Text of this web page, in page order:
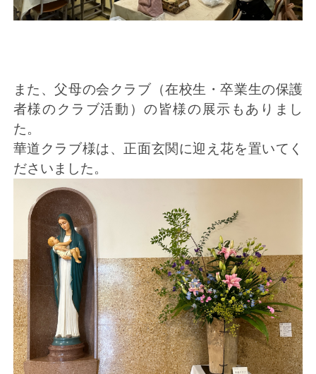
また、父母の会クラブ（在校生・卒業生の保護
者様のクラブ活動）の皆様の展示もありまし
た。
華道クラブ様は、正面玄関に迎え花を置いてく
ださいました。